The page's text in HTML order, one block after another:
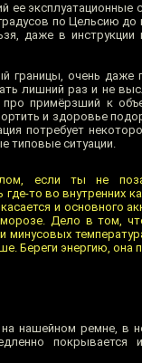
эксплуатационные
по Цельсию до
даже в инструкции
границы, очень даже
лишний раз и не
примёрзший к
и здоровье
потребует
типовые ситуации.
если ты не
то во внутренних
и основного
Дело в том,
минусовых
Береги энергию, она
нашейном ремне, в
покрывается